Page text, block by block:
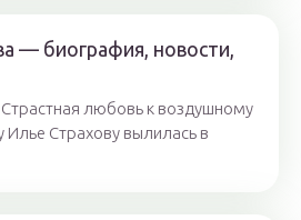
— биография, новости,
любовь к воздушному
Илье Страхову вылилась в